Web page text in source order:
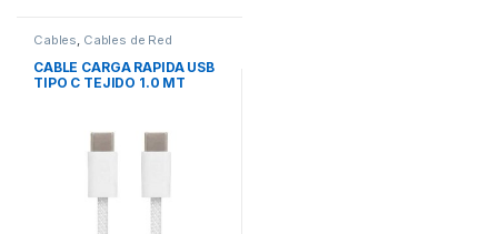
Cables Cables de Red
CABLE CARGA RAPIDA USB
TIPO C TEJIDO 1.0 MT